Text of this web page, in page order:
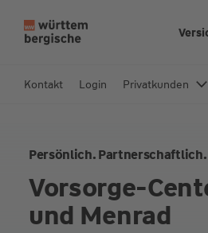
InKontakt Login Privatkunden
Persönlich.
Vorsorge-
und Menrad